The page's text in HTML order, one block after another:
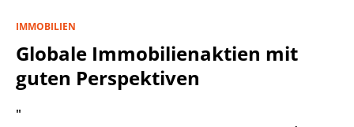
IMMOBILIEN
Globale Immobilienaktien mit
guten Perspektiven
"